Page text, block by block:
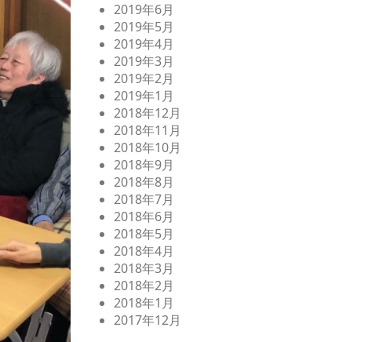
2019年6月
2019年5月
2019年4月
2019年3月
2019年2月
2019年1月
2018年12月
2018年11月
2018年10月
2018年9月
2018年8月
2018年7月
2018年6月
2018年5月
2018年4月
2018年3月
2018年2月
2018年1月
2017年12月